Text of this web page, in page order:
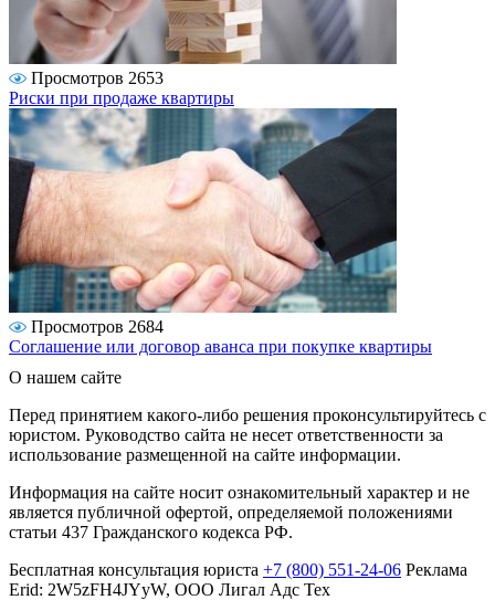
Просмотров 2653
Риски при продаже квартиры
Просмотров 2684
Соглашение или договор аванса при покупке квартиры
О нашем сайте
Перед принятием какого-либо решения проконсультируйтесь с
юристом. Руководство сайта не несет ответственности за
использование размещенной на сайте информации.
Информация на сайте носит ознакомительный характер и не
является публичной офертой, определяемой положениями
статьи 437 Гражданского кодекса РФ.
Бесплатная консультация юриста +7 (800) 551-24-06 Реклама
Erid: 2W5zFH4JYyW, ООО Лигал Адс Тех